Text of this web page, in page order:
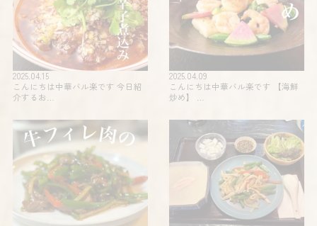
2025.04.15
こんにちは中華バル楽です 今日紹
介するお…
2025.04.09
こんにちは中華バル楽です 【海鮮
炒め】 …